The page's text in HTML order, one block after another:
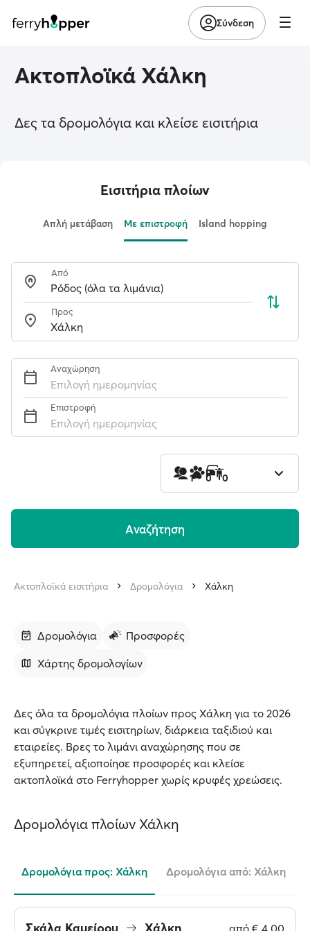
Σύνδεση
Ακτοπλοϊκά Χάλκη
Δες τα δρομολόγια και κλείσε εισιτήρια
Εισιτήρια πλοίων
Απλή μετάβαση Με επιστροφή Island hopping
Από
Προς
Αναχώρηση
Επιλογή ημερομηνίας
Επιστροφή
Επιλογή ημερομηνίας
1 0 0
Aναζήτηση
Ακτοπλοϊκά εισιτήρια Δρομολόγια Χάλκη
Δρομολόγια
Προσφορές
Χάρτης δρομολογίων
Δες όλα τα δρομολόγια πλοίων προς Χάλκη για το 2026
και σύγκρινε τιμές εισιτηρίων, διάρκεια ταξιδιού και
εταιρείες. Βρες το λιμάνι αναχώρησης που σε
εξυπηρετεί, αξιοποίησε προσφορές και κλείσε
ακτοπλοϊκά στο Ferryhopper χωρίς κρυφές χρεώσεις.
Δρομολόγια πλοίων Χάλκη
Δρομολόγια προς: Χάλκη Δρομολόγια από: Χάλκη
Σκάλα Καμείρου Χάλκη από € 4.00